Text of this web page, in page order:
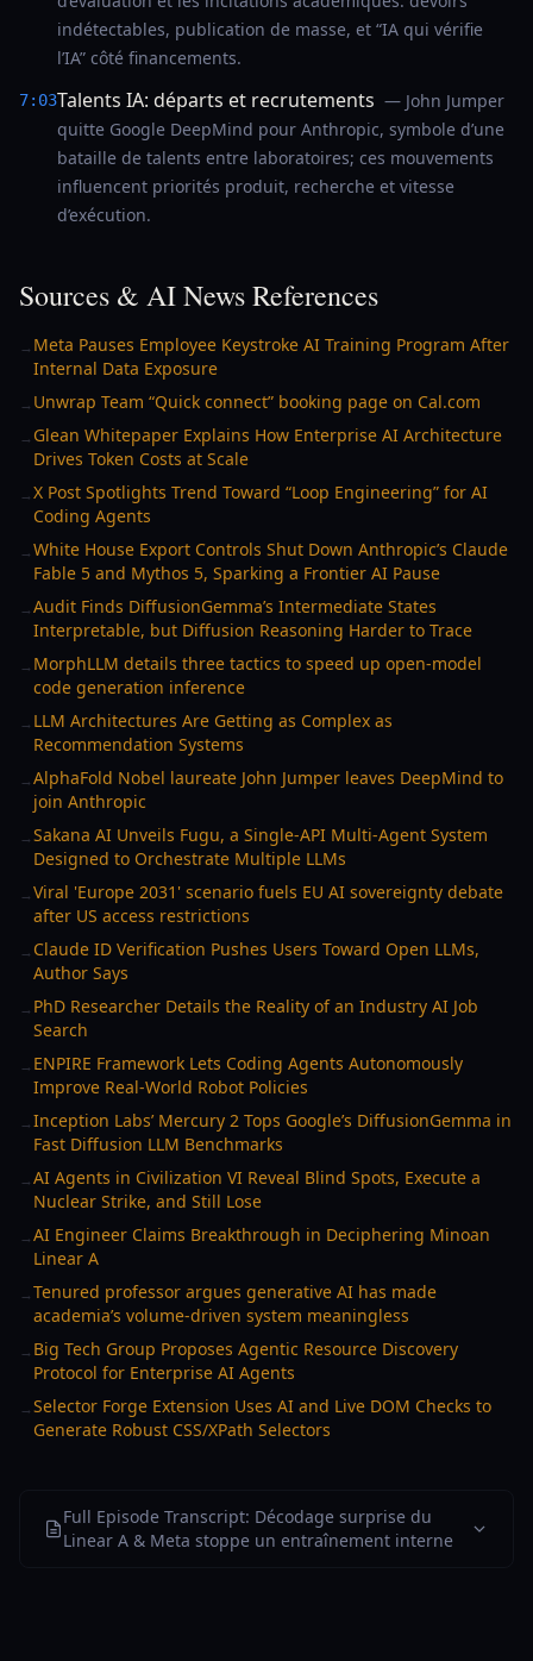
indétectables, publication de masse, et “IA qui vérifie
l’IA” côté financements.
7:03Talents IA: départs et recrutements — John Jumper
quitte Google DeepMind pour Anthropic, symbole d’une
bataille de talents entre laboratoires; ces mouvements
influencent priorités produit, recherche et vitesse
d’exécution.
Sources & AI News References
→ Meta Pauses Employee Keystroke AI Training Program After
Internal Data Exposure
→ Unwrap Team “Quick connect” booking page on Cal.com
→ Glean Whitepaper Explains How Enterprise AI Architecture
Drives Token Costs at Scale
→X Post Spotlights Trend Toward “Loop Engineering” for AI
Coding Agents
→White House Export Controls Shut Down Anthropic’s Claude
Fable 5 and Mythos 5, Sparking a Frontier AI Pause
→Audit Finds DiffusionGemma’s Intermediate States
Interpretable, but Diffusion Reasoning Harder to Trace
→ MorphLLM details three tactics to speed up open-model
code generation inference
→ LLM Architectures Are Getting as Complex as
Recommendation Systems
→AlphaFold Nobel laureate John Jumper leaves DeepMind to
join Anthropic
→Sakana AI Unveils Fugu, a Single-API Multi-Agent System
Designed to Orchestrate Multiple LLMs
→Viral 'Europe 2031' scenario fuels EU AI sovereignty debate
after US access restrictions
→ Claude ID Verification Pushes Users Toward Open LLMs,
Author Says
→ PhD Researcher Details the Reality of an Industry AI Job
Search
→ ENPIRE Framework Lets Coding Agents Autonomously
Improve Real-World Robot Policies
→Inception Labs’ Mercury 2 Tops Google’s DiffusionGemma in
Fast Diffusion LLM Benchmarks
→AI Agents in Civilization VI Reveal Blind Spots, Execute a
Nuclear Strike, and Still Lose
→AI Engineer Claims Breakthrough in Deciphering Minoan
Linear A
→Tenured professor argues generative AI has made
academia’s volume-driven system meaningless
→ Big Tech Group Proposes Agentic Resource Discovery
Protocol for Enterprise AI Agents
→Selector Forge Extension Uses AI and Live DOM Checks to
Generate Robust CSS/XPath Selectors
Full Episode Transcript: Décodage surprise du
Linear A & Meta stoppe un entraînement interne